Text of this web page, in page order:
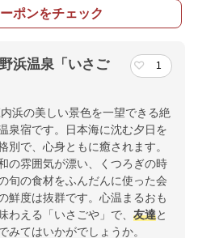
ポンをチェック
浜温泉「いさご
1
浜の美しい景色を一望できる絶
泉宿です。日本海に沈む夕日を
別で、心身ともに癒されます。
の雰囲気が漂い、くつろぎの時
旬の食材をふんだんに使った会
鮮度は抜群です。心温まるおも
わえる「いさごや」で、 友達と
みてはいかがでしょうか。